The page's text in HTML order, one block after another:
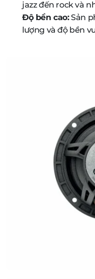
jazz đến rock và
Độ bền cao:Sản
lượng và độ bền